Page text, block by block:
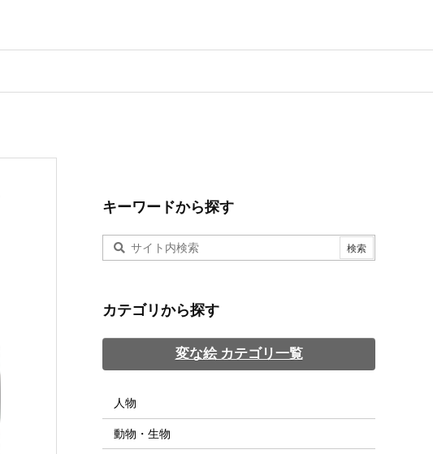
キーワードから探す
カテゴリから探す
変な絵 カテゴリ一覧
人物
動物・生物